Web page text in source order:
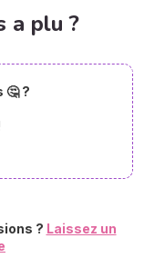
a plu ?
🤔 ?
? Laissez un